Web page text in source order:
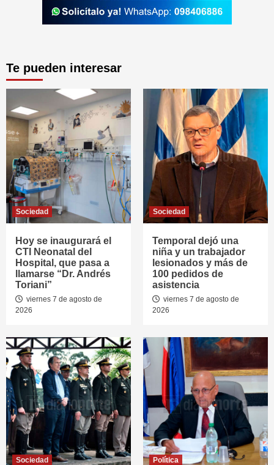
Te pueden interesar
Sociedad
Hoy se inaugurará el
CTI Neonatal del
Hospital, que pasa a
llamarse “Dr. Andrés
Toriani”
viernes 7 de agosto de
2026
Sociedad
Temporal dejó una
niña y un trabajador
lesionados y más de
100 pedidos de
asistencia
viernes 7 de agosto de
2026
Sociedad Política